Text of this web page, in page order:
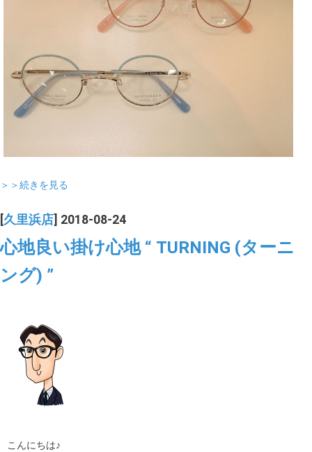
＞＞続きを見る
[久里浜店] 2018-08-24
心地良い掛け心地 “ TURNING (ターニ
ング) ”
こんにちは♪